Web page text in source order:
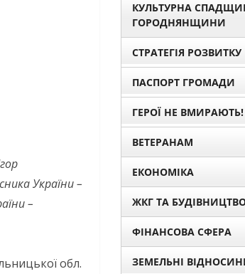
України –
–
обл.
КУЛЬТУРНА
ГОРОДНЯНЩИНИ
СТРАТЕГІЯ РОЗВИТКУ
ПАСПОРТ ГРОМАДИ
ГЕРОЇ НЕ ВМИРАЮТЬ!
ВЕТЕРАНАМ
ЕКОНОМІКА
ЖКГ ТА
ФІНАНСОВА СФЕРА
ЗЕМЕЛЬНІ